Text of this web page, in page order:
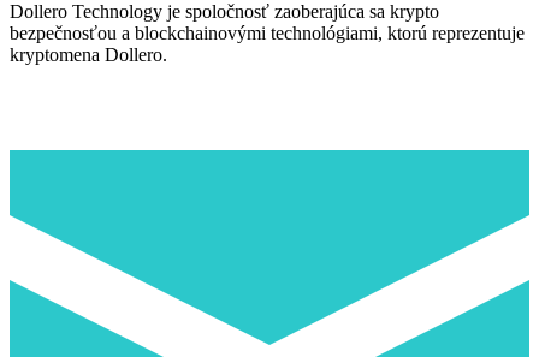
Dollero Technology je spoločnosť zaoberajúca sa krypto
bezpečnosťou a blockchainovými technológiami, ktorú reprezentuje
kryptomena Dollero.